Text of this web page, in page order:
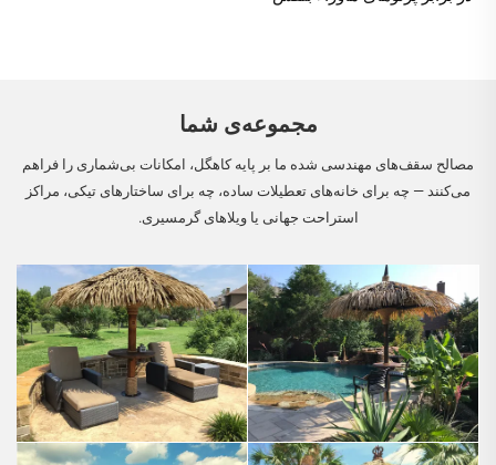
مجموعه‌ی شما
مصالح سقف‌های مهندسی شده ما بر پایه کاهگل، امکانات بی‌شماری را فراهم
می‌کنند — چه برای خانه‌های تعطیلات ساده، چه برای ساختارهای تیکی، مراکز
استراحت جهانی یا ویلاهای گرمسیری.